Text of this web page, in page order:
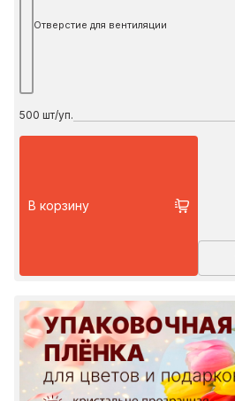
Отверстие для вентиляции
500 шт/уп.
В корзину